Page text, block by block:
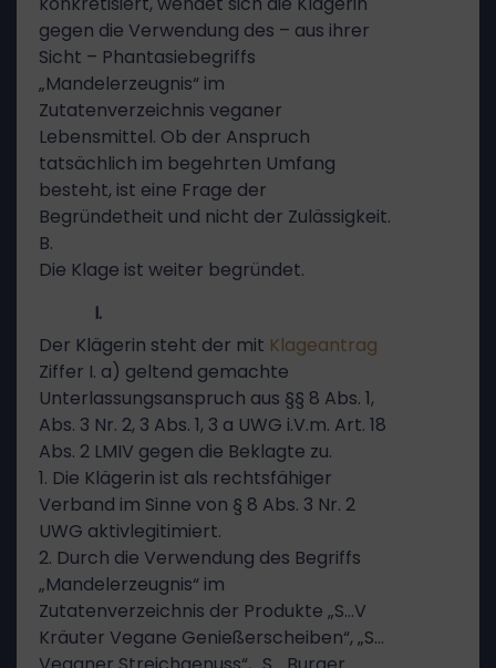
gegen die Verwendung des – aus ihrer
Sicht – Phantasiebegriffs
„Mandelerzeugnis“ im
Zutatenverzeichnis veganer
Lebensmittel. Ob der Anspruch
tatsächlich im begehrten Umfang
besteht, ist eine Frage der
Begründetheit und nicht der Zulässigkeit.
B.
Die Klage ist weiter begründet.
I.
Der Klägerin steht der mit Klageantrag
Ziffer I. a) geltend gemachte
Unterlassungsanspruch aus §§ 8 Abs. 1,
Abs. 3 Nr. 2, 3 Abs. 1, 3 a UWG i.V.m. Art. 18
Abs. 2 LMIV gegen die Beklagte zu.
1. Die Klägerin ist als rechtsfähiger
Verband im Sinne von § 8 Abs. 3 Nr. 2
UWG aktivlegitimiert.
2. Durch die Verwendung des Begriffs
„Mandelerzeugnis“ im
Zutatenverzeichnis der Produkte „S…V
Kräuter Vegane Genießerscheiben“, „S…